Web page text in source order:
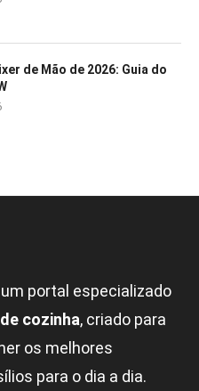
de Mão de 2026: Guia do
portal especializado
cozinha, criado para
os melhores
para o dia a dia.